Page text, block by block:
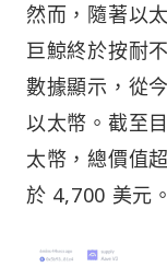
然而，隨著以
巨鯨終於按耐
數據顯示，從
以太幣。截至
太幣，總價值
於 4,700 美元。